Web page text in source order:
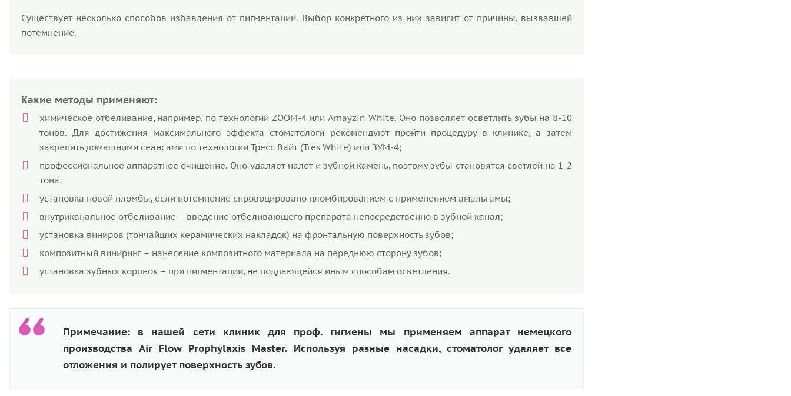
Существует несколько способов избавления от пигментации. Выбор конкретного из них зависит от причины, вызвавшей
потемнение.
Какие методы применяют:
химическое отбеливание, например, по технологии ZOOM-4 или Amayzin White. Оно позволяет осветлить зубы на 8-10
тонов. Для достижения максимального эффекта стоматологи рекомендуют пройти процедуру в клинике, а затем
закрепить домашними сеансами по технологии Тресс Вайт (Tres White) или ЗУМ-4;
профессиональное аппаратное очищение. Оно удаляет налет и зубной камень, поэтому зубы становятся светлей на 1-2
тона;
установка новой пломбы, если потемнение спровоцировано пломбированием с применением амальгамы;
внутриканальное отбеливание – введение отбеливающего препарата непосредственно в зубной канал;
установка виниров (тончайших керамических накладок) на фронтальную поверхность зубов;
композитный виниринг – нанесение композитного материала на переднюю сторону зубов;
установка зубных коронок – при пигментации, не поддающейся иным способам осветления.
Примечание: в нашей сети клиник для проф. гигиены мы применяем аппарат немецкого
производства Air Flow Prophylaxis Master. Используя разные насадки, стоматолог удаляет все
отложения и полирует поверхность зубов.